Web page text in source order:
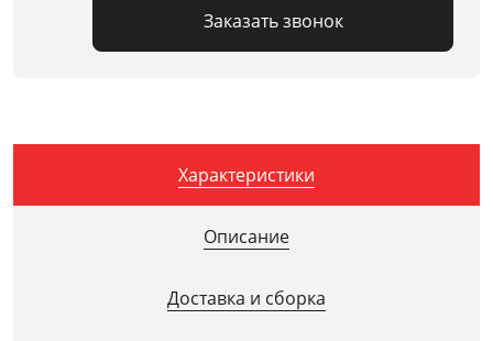
Заказать звонок
Характеристики
Описание
Доставка и сборка